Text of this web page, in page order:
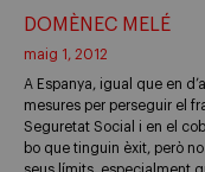
DOMÈNEC MELÉ
maig 1, 2012
A Espanya, igual que en
mesures per perseguir el
Seguretat Social i en el
bo que tinguin èxit, però